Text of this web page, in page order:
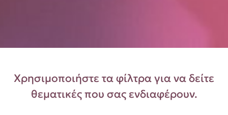
Χρησιμοποιήστε τα φίλτρα για να δείτε
θεματικές που σας ενδιαφέρουν.